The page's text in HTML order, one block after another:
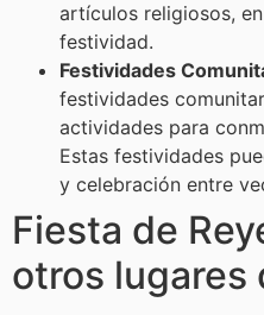
artículos religiosos,
festividad.
Festividades
festividades
actividades para
Estas festividades
y celebración entre
Fiesta de
otros lugares